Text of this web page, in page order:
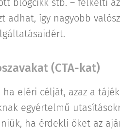
blogcikk stb. – felkelti
adhat, így nagyobb
(CTA-kat)
ha eléri célját, azaz a
egyértelmű
ha érdekli őket az